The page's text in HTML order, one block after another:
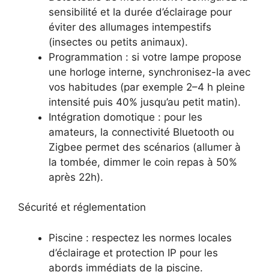
sensibilité et la durée d’éclairage pour
éviter des allumages intempestifs
(insectes ou petits animaux).
Programmation : si votre lampe propose
une horloge interne, synchronisez-la avec
vos habitudes (par exemple 2–4 h pleine
intensité puis 40% jusqu’au petit matin).
Intégration domotique : pour les
amateurs, la connectivité Bluetooth ou
Zigbee permet des scénarios (allumer à
la tombée, dimmer le coin repas à 50%
après 22h).
Sécurité et réglementation
Piscine : respectez les normes locales
d’éclairage et protection IP pour les
abords immédiats de la piscine.